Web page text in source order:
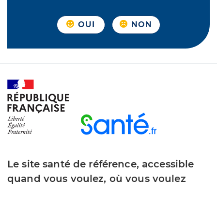
OUI NON
Le site santé de référence, accessible
quand vous voulez, où vous voulez